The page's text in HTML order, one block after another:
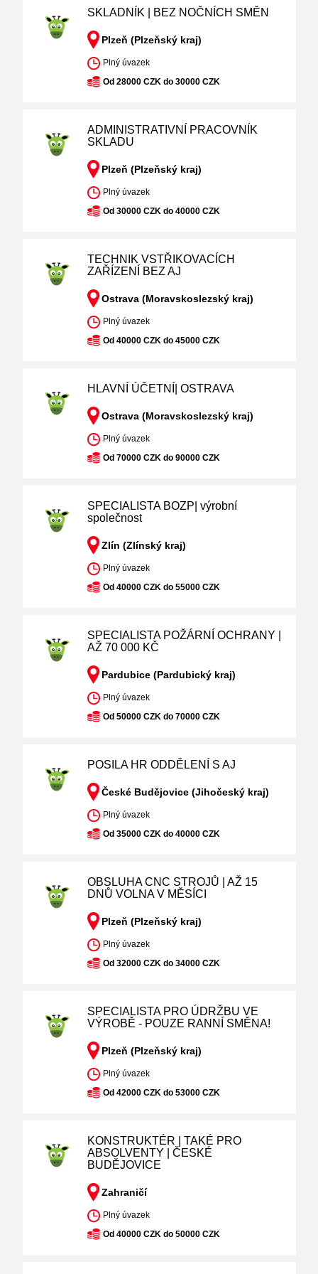
SKLADNÍK | BEZ NOČNÍCH SMĚN
Plzeň (Plzeňský kraj)
Plný úvazek
Od 28000 CZK do 30000 CZK
ADMINISTRATIVNÍ PRACOVNÍK
SKLADU
Plzeň (Plzeňský kraj)
Plný úvazek
Od 30000 CZK do 40000 CZK
TECHNIK VSTŘIKOVACÍCH
ZAŘÍZENÍ BEZ AJ
Ostrava (Moravskoslezský kraj)
Plný úvazek
Od 40000 CZK do 45000 CZK
HLAVNÍ ÚČETNÍ| OSTRAVA
Ostrava (Moravskoslezský kraj)
Plný úvazek
Od 70000 CZK do 90000 CZK
SPECIALISTA BOZP| výrobní
společnost
Zlín (Zlínský kraj)
Plný úvazek
Od 40000 CZK do 55000 CZK
SPECIALISTA POŽÁRNÍ OCHRANY |
AŽ 70 000 KČ
Pardubice (Pardubický kraj)
Plný úvazek
Od 50000 CZK do 70000 CZK
POSILA HR ODDĚLENÍ S AJ
České Budějovice (Jihočeský kraj)
Plný úvazek
Od 35000 CZK do 40000 CZK
OBSLUHA CNC STROJŮ | AŽ 15
DNŮ VOLNA V MĚSÍCI
Plzeň (Plzeňský kraj)
Plný úvazek
Od 32000 CZK do 34000 CZK
SPECIALISTA PRO ÚDRŽBU VE
VÝROBĚ - POUZE RANNÍ SMĚNA!
Plzeň (Plzeňský kraj)
Plný úvazek
Od 42000 CZK do 53000 CZK
KONSTRUKTÉR | TAKÉ PRO
ABSOLVENTY | ČESKÉ
BUDĚJOVICE
Zahraničí
Plný úvazek
Od 40000 CZK do 50000 CZK